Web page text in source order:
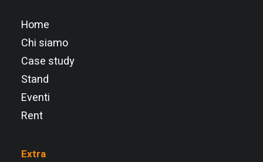
Home
Chi siamo
Case study
Stand
Eventi
Rent
Extra